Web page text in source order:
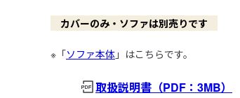
カバーのみ・ソファは別売りです
※「ソファ本体 」はこちらです。
取扱説明書 （PDF：3MB）